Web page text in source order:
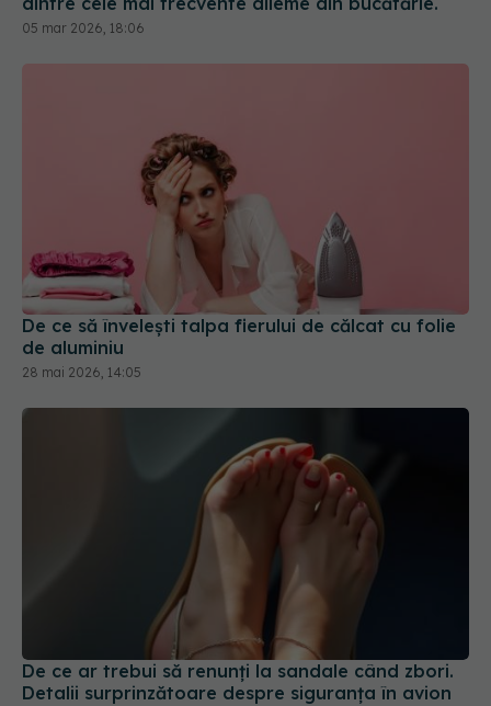
05 mar 2026, 18:06
De ce să învelești talpa fierului de călcat cu folie
de aluminiu
28 mai 2026, 14:05
De ce ar trebui să renunți la sandale când zbori.
Detalii surprinzătoare despre siguranța în avion